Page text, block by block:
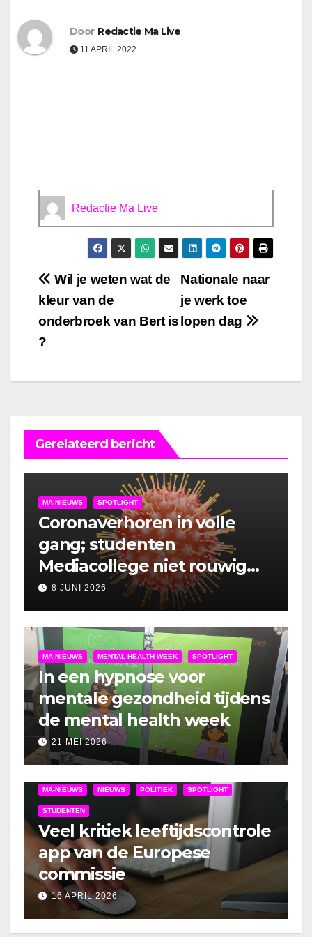
Door Redactie Ma Live
11 APRIL 2022
Redactie Ma Live
Bericht
navigatie
Nationale naar
je werk toe
lopen dag
Wil je weten wat de
kleur van de
onderbroek van Bert is
?
Gerelateerd bericht
MA-NIEUWS SPOTLIGHT
Coronaverhoren in volle
gang; studenten
Mediacollege niet rouwig
om lockdown
8 JUNI 2026
MA-NIEUWS MENTAL HEALTH WEEK SPOTLIGHT
In een hypnose voor
mentale gezondheid tijdens
de mental health week
21 MEI 2026
MA-NIEUWS NIEUWS POLITIEK SPOTLIGHT
STUDENTEN
Veel kritiek leeftijdscontrole
app van de Europese
commissie
16 APRIL 2026